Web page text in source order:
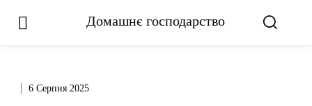
Домашнє господарство
6 Серпня 2025